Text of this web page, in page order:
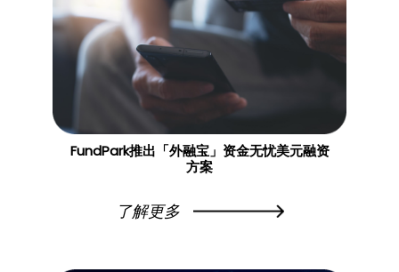
FundPark推出「外融宝」资金无忧美元融资
方案
了解更多